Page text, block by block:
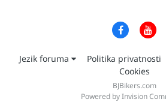
Jezik foruma Politika privatnosti
Cookies
BJBikers.com
Powered by Invision